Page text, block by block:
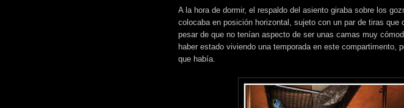
A la hora de dormir, el respaldo del asiento giraba sobre los
colocaba en posición horizontal, sujeto con un par de tiras que
pesar de que no tenían aspecto de ser unas camas muy
haber estado viviendo una temporada en este compartimento,
que había.